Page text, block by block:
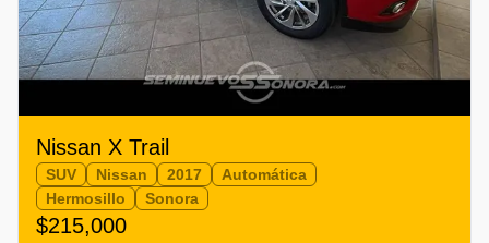
Nissan X Trail
SUV Nissan 2017
Automática
Hermosillo
Sonora
$215,000